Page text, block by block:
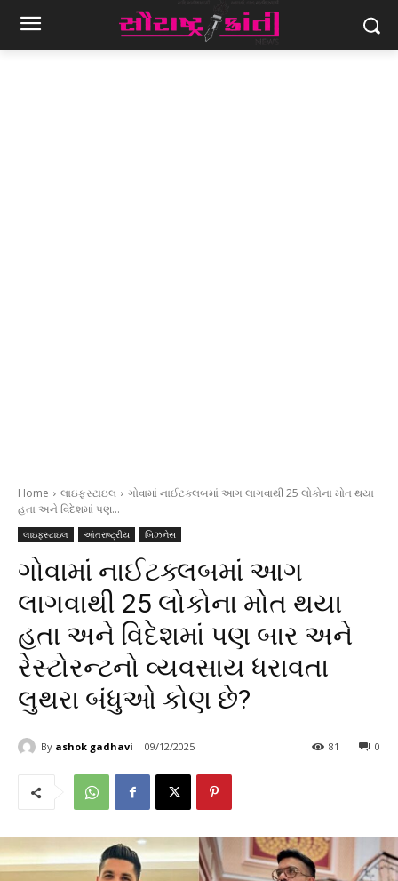
Home લાઇફસ્ટાઇલ
ગોવામાં નાઈટક્લબમાં આગ લાગવાથી 25 લોકોના મોત થયા
હતા અને વિદેશમાં પણ...
લાઇફસ્ટાઇલ આંતરાષ્ટ્રીય બિઝનેસ
ગોવામાં નાઈટક્લબમાં આગ
લાગવાથી 25 લોકોના મોત થયા
હતા અને વિદેશમાં પણ બાર અને
રેસ્ટોરન્ટનો વ્યવસાય ધરાવતા
લુથરા બંધુઓ કોણ છે?
By ashok gadhavi 09/12/2025 0
81